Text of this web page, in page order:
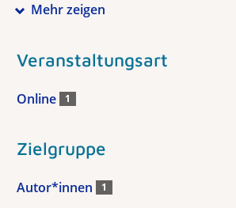
Mehr zeigen
Veranstaltungsart
Online 1
Zielgruppe
Autor*innen 1